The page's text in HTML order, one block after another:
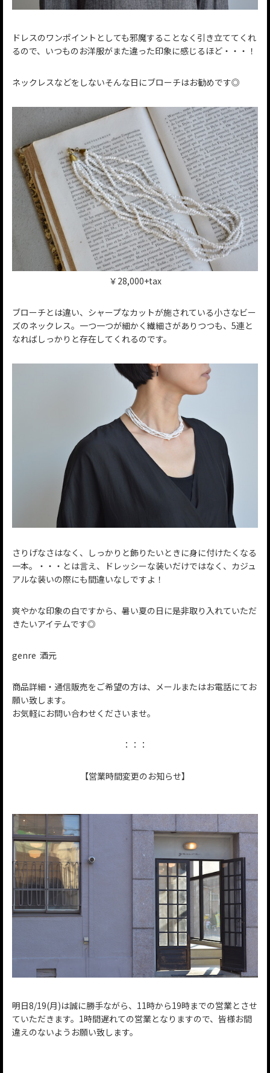
ドレスのワンポイントとしても邪魔することなく引き立ててくれ
るので、いつものお洋服がまた違った印象に感じるほど・・・！
ネックレスなどをしないそんな日にブローチはお勧めです◎
￥28,000+tax
ブローチとは違い、シャープなカットが施されている小さなビー
ズのネックレス。一つ一つが細かく繊細さがありつつも、5連と
なればしっかりと存在してくれるのです。
さりげなさはなく、しっかりと飾りたいときに身に付けたくなる
一本。・・・とは言え、ドレッシーな装いだけではなく、カジュ
アルな装いの際にも間違いなしですよ！
爽やかな印象の白ですから、暑い夏の日に是非取り入れていただ
きたいアイテムです◎
genre 酒元
商品詳細・通信販売をご希望の方は、メールまたはお電話にてお
願い致します。
お気軽にお問い合わせくださいませ。
：：：
【営業時間変更のお知らせ】
明日8/19(月)は誠に勝手ながら、11時から19時までの営業とさせ
ていただきます。1時間遅れての営業となりますので、皆様お間
違えのないようお願い致します。